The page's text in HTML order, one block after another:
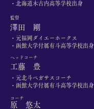
・北海道木古内高等学校出身
​監督
​澤田 剛
・元福岡ダイエーホークス
・函館大学付属有斗高等学校出身
​ヘッドコーチ
​工藤 豊
・元北斗ペガサスコーチ
・函館大学付属有斗高等学校出身
​コーチ
​原 悠太